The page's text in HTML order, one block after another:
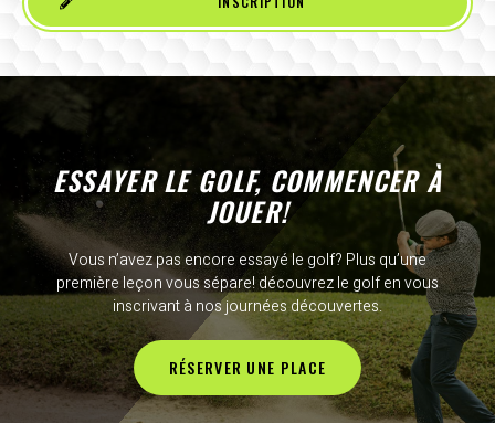
ESSAYER LE GOLF, COMMENCER À
JOUER!
Vous n’avez pas encore essayé le golf? Plus qu’une
première leçon vous sépare! découvrez le golf en vous
inscrivant à nos journées découvertes.
RÉSERVER UNE PLACE